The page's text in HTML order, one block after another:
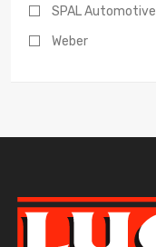
SPAL Automotive
Weber